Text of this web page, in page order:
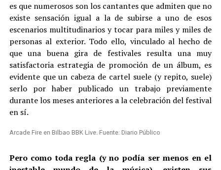
es que numerosos son los cantantes que admiten que no
existe sensación igual a la de subirse a uno de esos
escenarios multitudinarios y tocar para miles y miles de
personas al exterior. Todo ello, vinculado al hecho de
que una buena gira de festivales resulta una muy
satisfactoria estrategia de promoción de un álbum, es
evidente que un cabeza de cartel suele (y repito, suele)
serlo por haber publicado un trabajo previamente
durante los meses anteriores a la celebración del festival
en sí.
Arcade Fire en Bilbao BBK Live. Fuente: Diario Público
Pero como toda regla (y no podía ser menos en el